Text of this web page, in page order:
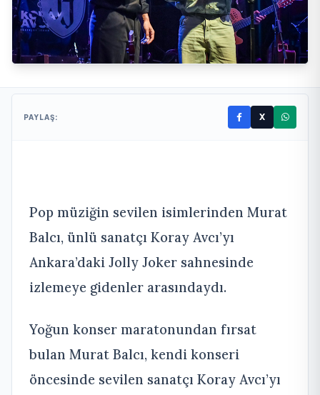
PAYLAŞ: X
Pop müziğin sevilen isimlerinden Murat
Balcı, ünlü sanatçı Koray Avcı’yı
Ankara’daki Jolly Joker sahnesinde
izlemeye gidenler arasındaydı.
Yoğun konser maratonundan fırsat
bulan Murat Balcı, kendi konseri
öncesinde sevilen sanatçı Koray Avcı’yı